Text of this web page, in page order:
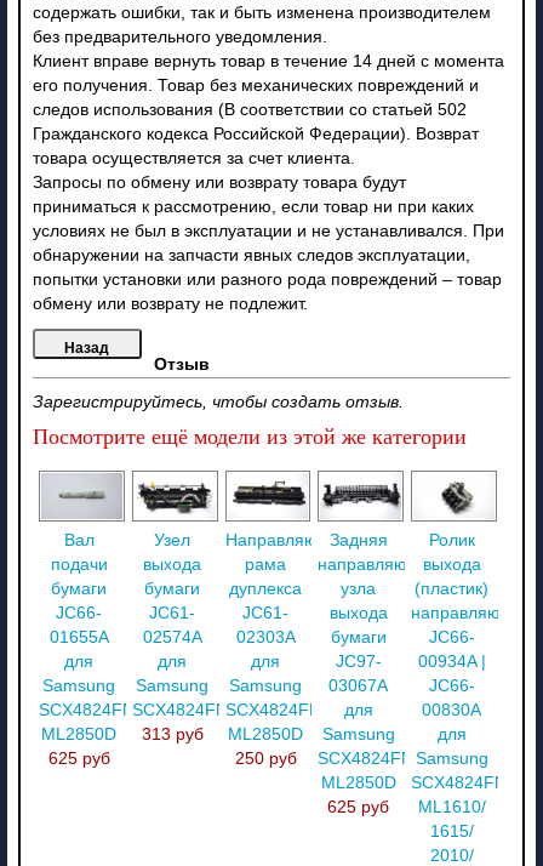
содержать ошибки, так и быть изменена производителем
без предварительного уведомления.
Клиент вправе вернуть товар в течение 14 дней с момента
его получения. Товар без механических повреждений и
следов использования (В соответствии со статьей 502
Гражданского кодекса Российской Федерации). Возврат
товара осуществляется за счет клиента.
Запросы по обмену или возврату товара будут
приниматься к рассмотрению, если товар ни при каких
условиях не был в эксплуатации и не устанавливался. При
обнаружении на запчасти явных следов эксплуатации,
попытки установки или разного рода повреждений – товар
обмену или возврату не подлежит.
Отзыв
Зарегистрируйтесь, чтобы создать отзыв.
Посмотрите ещё модели из этой же категории
Вал
подачи
бумаги
JC66-
01655A
для
Samsung
SCX4824FN/
ML2850D
625 руб
Узел
выхода
бумаги
JC61-
02574A
для
Samsung
SCX4824FN
313 руб
Направляющая
рама
дуплекса
JC61-
02303A
для
Samsung
SCX4824FN/
ML2850D
250 руб
Задняя
направляющая
узла
выхода
бумаги
JC97-
03067A
для
Samsung
SCX4824FN/
ML2850D
625 руб
Ролик
выхода
(пластик)
направляющий
JC66-
00934A |
JC66-
00830A
для
Samsung
SCX4824FN/
ML1610/
1615/
2010/